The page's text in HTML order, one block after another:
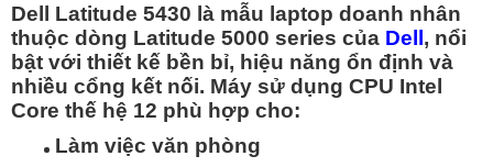
Dell Latitude 5430 là mẫu laptop doanh nhân
thuộc dòng Latitude 5000 series của Dell, nổi
bật với thiết kế bền bỉ, hiệu năng ổn định và
nhiều cổng kết nối. Máy sử dụng CPU Intel
Core thế hệ 12 phù hợp cho:
Làm việc văn phòng